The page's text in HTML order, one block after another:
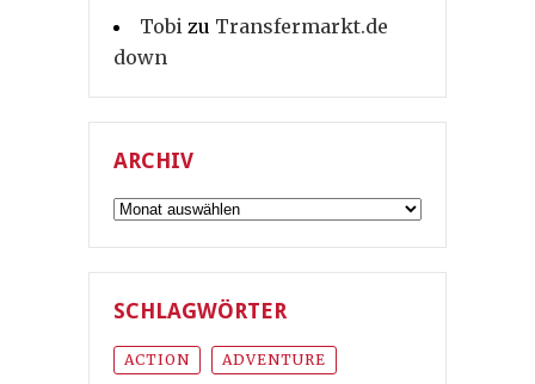
Tobi zu Transfermarkt.de
down
ARCHIV
Archiv
SCHLAGWÖRTER
ACTION ADVENTURE